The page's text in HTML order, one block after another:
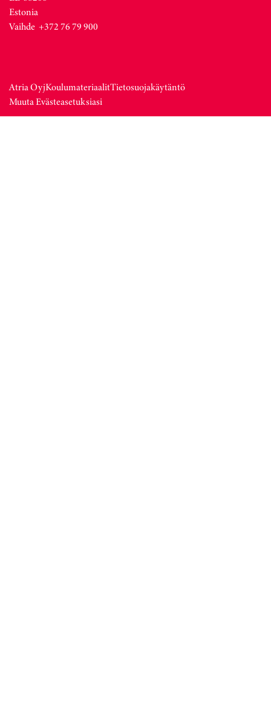
Estonia
Vaihde +372 76 79 900
Atria OyjKoulumateriaalitTietosuojakäytäntö
Muuta Evästeasetuksiasi